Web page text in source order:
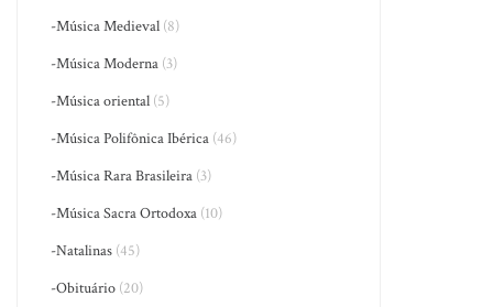
-Música Medieval (8)
-Música Moderna (3)
-Música oriental (5)
-Música Polifônica Ibérica (46)
-Música Rara Brasileira (3)
-Música Sacra Ortodoxa (10)
-Natalinas (45)
-Obituário (20)